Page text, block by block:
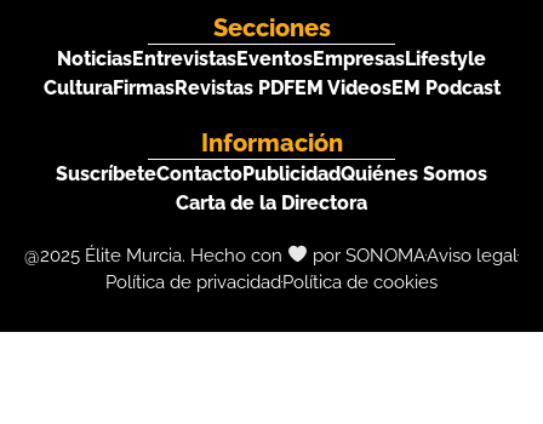
Secciones
NoticiasEntrevistasEventosEmpresasLifestyle
CulturaFirmasRevistas PDFEM VideosEM Podcast
Información
SuscríbeteContactoPublicidadQuiénes Somos
Carta de la Directora
@2025 Élite Murcia. Hecho con por SONOMAAviso legal
Política de privacidadPolítica de cookies